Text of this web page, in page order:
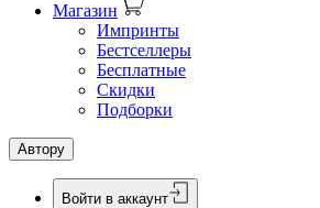
Магазин
Импринты
Бестселлеры
Бесплатные
Скидки
Подборки
Автору
Войти в аккаунт